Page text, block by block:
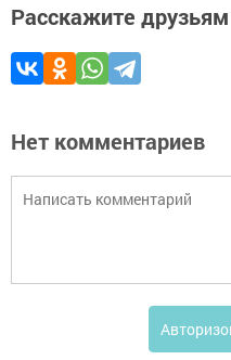
Расскажите друзьям
Нет комментариев